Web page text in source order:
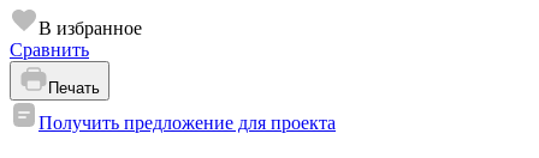
В избранное
Сравнить
Печать
Получить предложение для проекта